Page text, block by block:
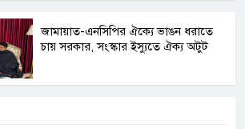
জামায়াত-এনসিপির ঐক্যে ভাঙন ধরাতে
চায় সরকার, সংস্কার ইস্যুতে ঐক্য অটুট